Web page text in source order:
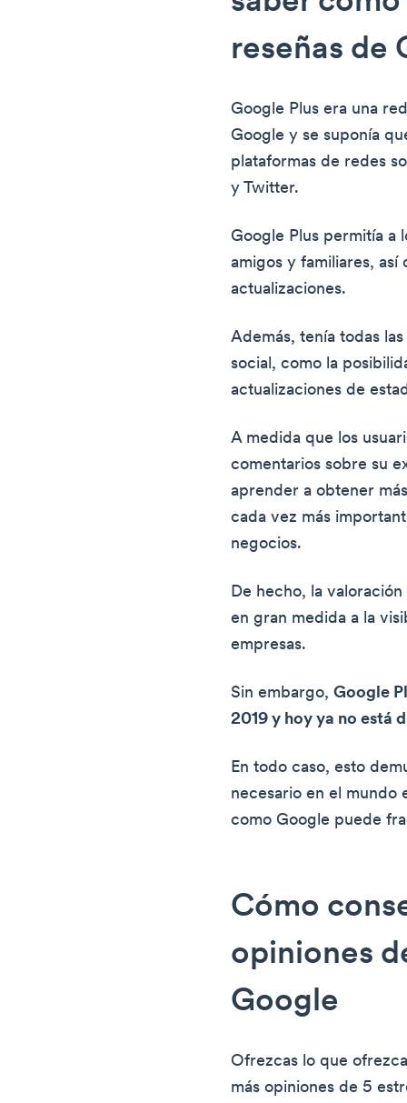
reseñas de
Google Plus era una
Google y se suponía
plataformas de redes
y Twitter.
Google Plus permitía a
amigos y familiares,
actualizaciones.
Además, tenía todas
social, como la
actualizaciones de
A medida que los
comentarios sobre su
aprender a obtener
cada vez más
negocios.
De hecho, la
en gran medida a la
empresas.
Sin embargo,Google
2019 y hoy ya no está
En todo caso, esto
necesario en el mundo
como Google puede
Cómo
opiniones
Google
Ofrezcas lo que
más opiniones de 5